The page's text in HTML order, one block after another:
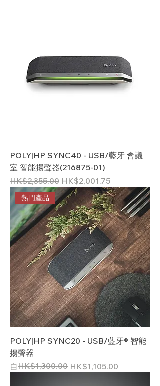
POLY|HP SYNC40 - USB/藍牙 會議
室 智能揚聲器(216875-01)
一般價格
HK$2,355.00 促銷價格
HK$2,001.75
熱門產品
POLY|HP SYNC20 - USB/藍牙® 智能
揚聲器
自
一般價格
HK$1,300.00 HK$1,105.00
促銷價格